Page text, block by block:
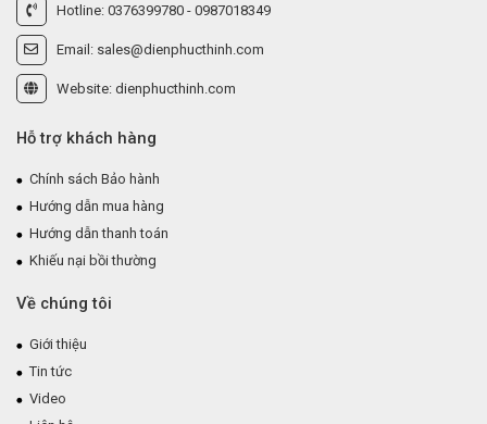
Hotline: 0376399780 - 0987018349
Email: sales@dienphucthinh.com
Website: dienphucthinh.com
Hỗ trợ khách hàng
Chính sách Bảo hành
Hướng dẫn mua hàng
Hướng dẫn thanh toán
Khiếu nại bồi thường
Về chúng tôi
Giới thiệu
Tin tức
Video